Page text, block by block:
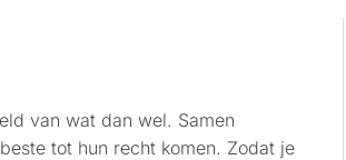
van wat dan wel. Samen
tot hun recht komen. Zodat je